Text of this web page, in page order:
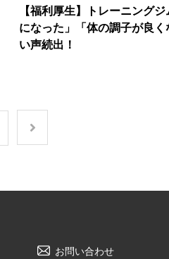
【福利厚生】トレーニング
になった」「体の調子が良く
い声続出！
お問い合わせ